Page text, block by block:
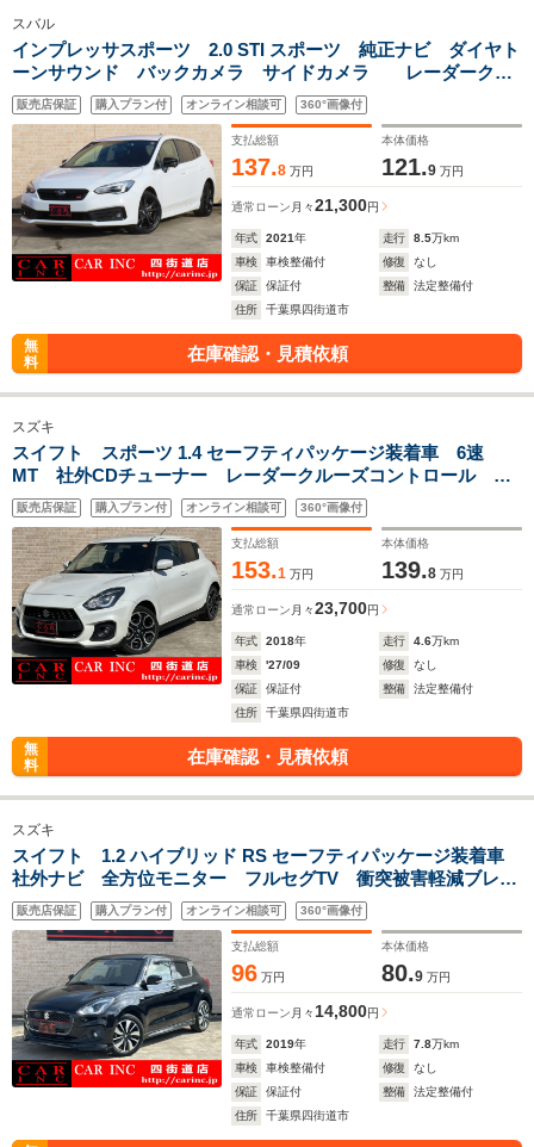
スバル
インプレッサスポーツ 2.0 STI スポーツ 純正ナビ ダイヤト
ーンサウンド バックカメラ サイドカメラ レーダークル
ーズコントロール 衝突被害軽減ブレーキ 車線逸脱警報 ア
イドリングストップ ブラインドスポットモニター LEDヘッ
ドライト
販売店保証 購入プラン付 オンライン相談可 360°画像付
支払総額
137.8 万円
本体価格
121.9 万円
通常ローン 月々21,300円
年式 2021年 走行 8.5万km
車検
車検整備付 修復
なし
保証
保証付 整備
法定整備付
住所
千葉県四街道市
無
料
在庫確認・見積依頼
スズキ
スイフト スポーツ 1.4 セーフティパッケージ装着車 6速
MT 社外CDチューナー レーダークルーズコントロール 衝
突被害軽減ブレーキ 車線逸脱警報 横滑り防止装置 ETC
運転席シートヒーター プッシュスタート LEDヘッドライ
ト 純正アルミ
販売店保証 購入プラン付 オンライン相談可 360°画像付
支払総額
153.1 万円
本体価格
139.8 万円
通常ローン 月々23,700円
年式 2018年 走行 4.6万km
車検
'27/09 修復
なし
保証
保証付 整備
法定整備付
住所
千葉県四街道市
無
料
在庫確認・見積依頼
スズキ
スイフト 1.2 ハイブリッド RS セーフティパッケージ装着車
社外ナビ 全方位モニター フルセグTV 衝突被害軽減ブレー
キ レーダークルーズコントロール パドルシフト ETC2.0
運転席シートヒーター LEDヘッドライト プッシュスター
ト 純正16インチアルミ
販売店保証 購入プラン付 オンライン相談可 360°画像付
支払総額
96 万円
本体価格
80.9 万円
通常ローン 月々 14,800円
年式 2019年 走行 7.8万km
車検
車検整備付 修復
なし
保証
保証付 整備
法定整備付
住所
千葉県四街道市